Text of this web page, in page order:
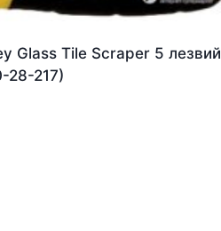
Glass Tile Scraper 5 лезвий
28-217)